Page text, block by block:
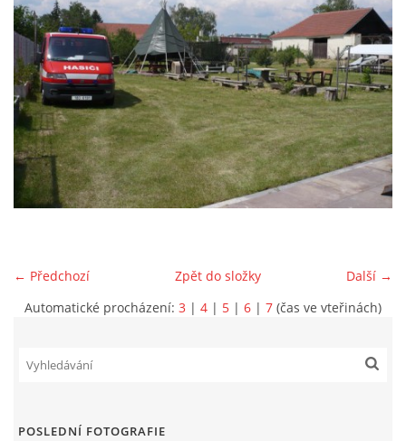
CO SE DĚLO?
MLADÍ HASIČI
ZÁSAHOVÁ JEDNOTKA
DRUŽSTVO MUŽŮ
VÝROČNÍ ZPRÁVY
KRAJE
OBYVATELSTVA ČR
← Předchozí Další →
Zpět do složky
Automatické procházení: 3 | 4 | 5 | 6 | 7 (čas ve vteřinách)
POSLEDNÍ FOTOGRAFIE